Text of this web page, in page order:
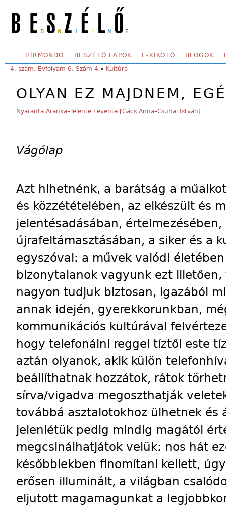
SECONDARY MENU
HÍRMONDÓ BESZÉLŐ LAPOK E-KIKÖTŐ BLOGOK
YOU ARE HERE:
4. szám, Évfolyam 6, Szám 4 » Kultúra
OLYAN EZ MAJDNEM,
Nyaranta Aranka–Telente Levente [Gács Anna–Csuhai István]
Vágólap
Azt hihetnénk, a barátság a
és közzétételében, az elkészült és
jelentésadásában,
újrafeltámasztásában, a siker és a
egyszóval: a művek valódi
bizonytalanok vagyunk ezt
nagyon tudjuk biztosan, igazából
annak idején, gyerekkorunkban,
kommunikációs kultúrával
hogy telefonálni reggel tíztől este
aztán olyanok, akik külön
beállíthatnak hozzátok, rátok
sírva/vigadva megoszthatják
továbbá asztalotokhoz ülhetnek és
jelenlétük pedig mindig magától
megcsinálhatjátok velük: nos hát
későbbiekben finomítani kellett,
erősen illuminált, a világban
eljutott magamagunkat a